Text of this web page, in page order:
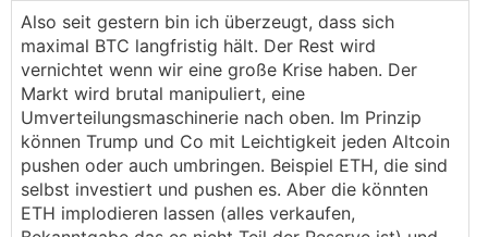
Also seit gestern bin ich überzeugt, dass sich
maximal BTC langfristig hält. Der Rest wird
vernichtet wenn wir eine große Krise haben. Der
Markt wird brutal manipuliert, eine
Umverteilungsmaschinerie nach oben. Im Prinzip
können Trump und Co mit Leichtigkeit jeden Altcoin
pushen oder auch umbringen. Beispiel ETH, die sind
selbst investiert und pushen es. Aber die könnten
ETH implodieren lassen (alles verkaufen,